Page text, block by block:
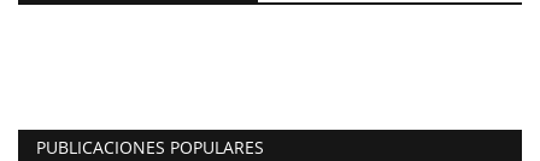
PUBLICACIONES POPULARES